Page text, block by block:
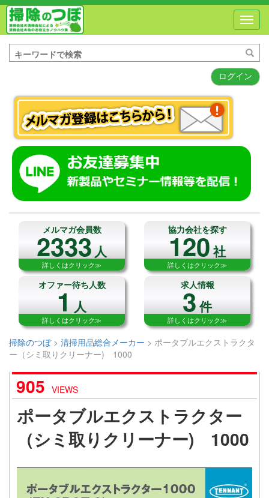
ログイン
メルマガ会員数
2333人
詳しくはクリック≫
協力会社を探す
120社
詳しくはクリック≫
オファー待ち人数
1人
詳しくはクリック≫
求人情報
3件
詳しくはクリック≫
掃除のつぼ> 清掃用品総合メーカー > ポータブルエクストラクタ
ー（シミ取りクリーナー) 1000
905 VIEWS
ポータブルエクストラクター
（シミ取りクリーナー) 1000